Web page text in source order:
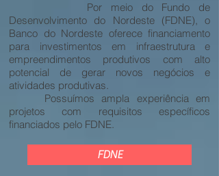
Por meio do Fundo de
Desenvolvimento do Nordeste (FDNE), o
Banco do Nordeste oferece financiamento
para investimentos em infraestrutura e
empreendimentos produtivos com alto
potencial de gerar novos negócios e
atividades produtivas.
Possuímos ampla experiência em
projetos com requisitos específicos
financiados pelo FDNE.
FDNE